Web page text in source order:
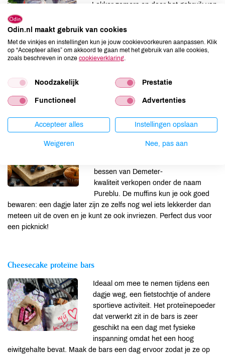
Lekker zomers en door het gebruik van
een picknick aan het water. Of om
familie in je achtertuin! Wij hebben in
deze variant zoete nectarine en romige
aardbeitjes en geitenkaas of tomaat en feta bijvoorbeeld.
Bosbessenmuffins
bessentelers Maria & Edo van
bessen van Demeter-
kwaliteit verkopen onder de naam
Pureblu. De muffins kun je ook goed
bewaren: een dagje later zijn ze zelfs nog wel iets lekkerder dan
meteen uit de oven en je kunt ze ook invriezen. Perfect dus voor
een picknick!
Cheesecake proteïne bars
Ideaal om mee te nemen tijdens een
dagje weg, een fietstochtje of andere
sportieve activiteit. Het proteïnepoeder
dat verwerkt zit in de bars is zeer
geschikt na een dag met fysieke
inspanning omdat het een hoog
eiwitgehalte bevat. Maak de bars een dag ervoor zodat je ze op
Odin.nl maakt gebruik van cookies
Met de vinkjes en instellingen kun je jouw cookievoorkeuren aanpassen. Klik
op “Accepteer alles” om akkoord te gaan met het gebruik van alle cookies,
zoals beschreven in onze cookieverklaring
Noodzakelijk Prestatie
Functioneel Advertenties
Accepteer alles Instellingen opslaan
Weigeren Nee, pas aan